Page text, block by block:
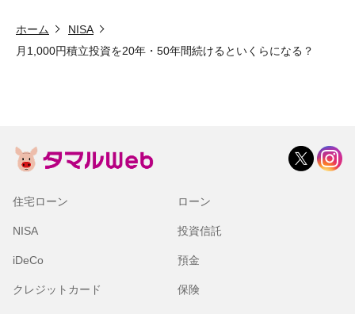
ホーム
NISA
月1,000円積立投資を20年・50年間続けるといくらになる？
住宅ローン ローン
NISA 投資信託
iDeCo 預金
クレジットカード 保険